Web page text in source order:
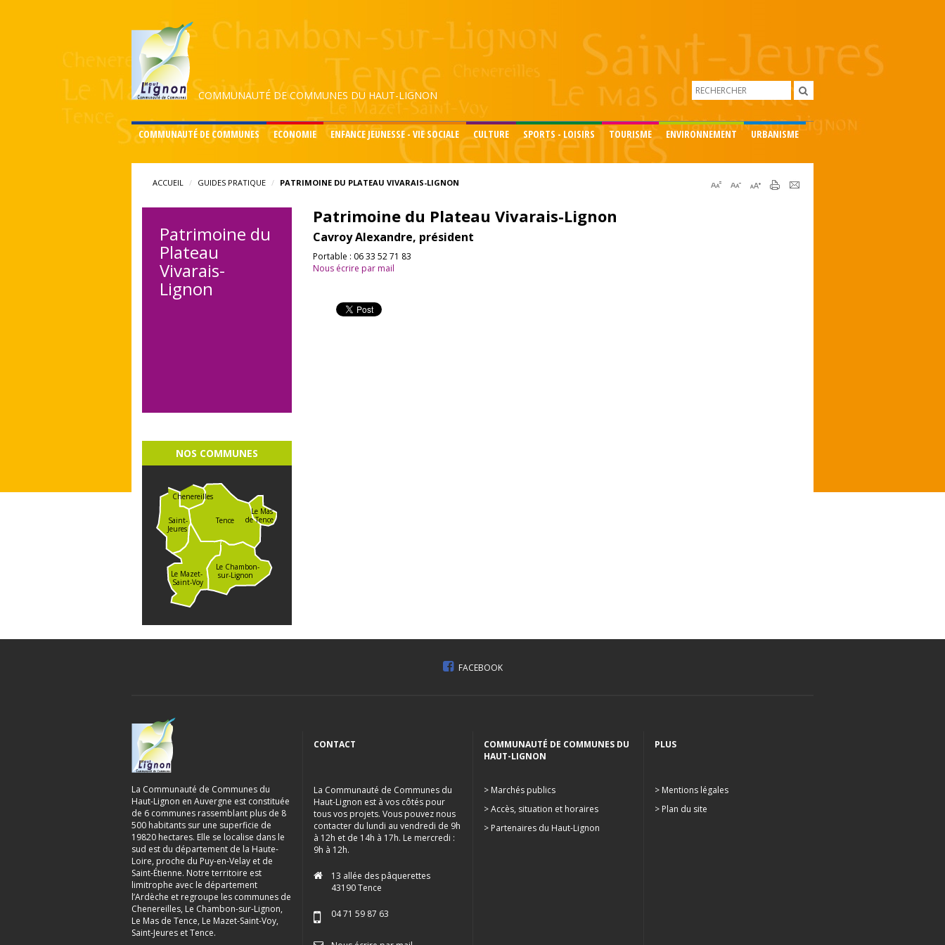
COMMUNAUTÉ DE COMMUNES DU HAUT-LIGNON
COMMUNAUTÉ DE COMMUNES ECONOMIE ENFANCE JEUNESSE - VIE SOCIALE CULTURE SPORTS - LOISIRS TOURISME ENVIRONNEMENT URBANISME
ACCUEIL GUIDES PRATIQUE PATRIMOINE DU PLATEAU VIVARAIS-LIGNON
Patrimoine du
Plateau
Vivarais-
Lignon
NOS COMMUNES
Le Chambon-
sur-Lignon
Le Mazet-
Saint-Voy
Tence
Chenereilles
Saint-
Jeures
Le Mas
de Tence
Patrimoine du Plateau Vivarais-Lignon
Cavroy Alexandre, président
Portable : 06 33 52 71 83
Nous écrire par mail
FACEBOOK
La Communauté de Communes du
Haut-Lignon en Auvergne est constituée
de 6 communes rassemblant plus de 8
500 habitants sur une superficie de
19820 hectares. Elle se localise dans le
sud est du département de la Haute-
Loire, proche du Puy-en-Velay et de
Saint-Étienne. Notre territoire est
limitrophe avec le département
l’Ardèche et regroupe les communes de
Chenereilles, Le Chambon-sur-Lignon,
Le Mas de Tence, Le Mazet-Saint-Voy,
Saint-Jeures et Tence.
CONTACT
La Communauté de Communes du
Haut-Lignon est à vos côtés pour
tous vos projets. Vous pouvez nous
contacter du lundi au vendredi de 9h
à 12h et de 14h à 17h. Le mercredi :
9h à 12h.
13 allée des pâquerettes
43190 Tence
04 71 59 87 63
COMMUNAUTÉ DE COMMUNES DU
HAUT-LIGNON
> Marchés publics
> Accès, situation et horaires
> Partenaires du Haut-Lignon
PLUS
> Mentions légales
> Plan du site